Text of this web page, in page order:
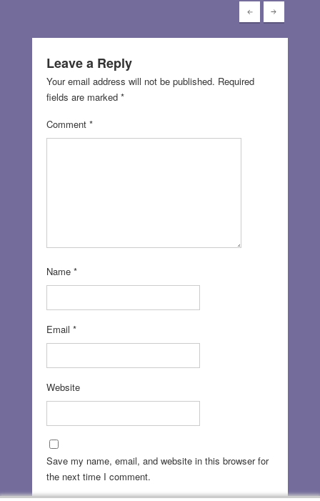
Leave a Reply
Your email address will not be published. Required
fields are marked *
Comment *
Name *
Email *
Website
Save my name, email, and website in this browser for
the next time I comment.